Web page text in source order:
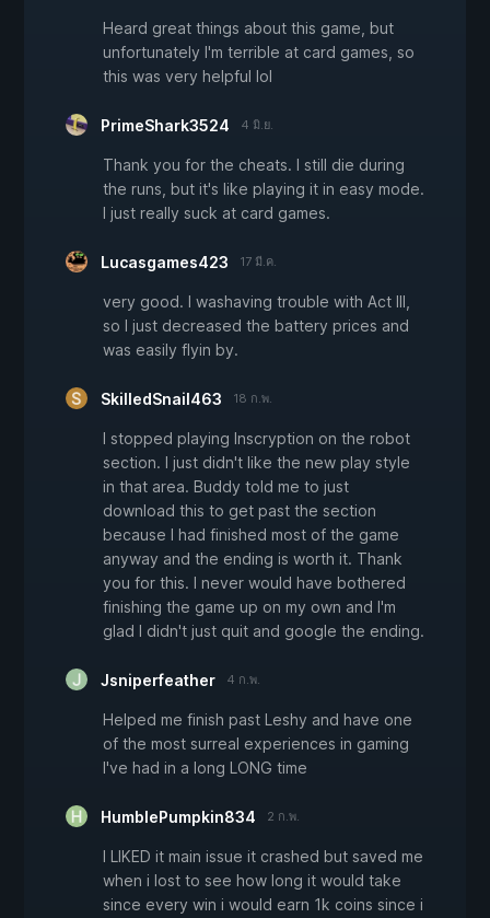
Heard great things about this game, but
unfortunately I'm terrible at card games, so
this was very helpful lol
PrimeShark3524 4 มิ.ย.
Thank you for the cheats. I still die during
the runs, but it's like playing it in easy mode.
I just really suck at card games.
Lucasgames423 17 มี.ค.
very good. I washaving trouble with Act III,
so I just decreased the battery prices and
was easily flyin by.
SkilledSnail463 18 ก.พ.
I stopped playing Inscryption on the robot
section. I just didn't like the new play style
in that area. Buddy told me to just
download this to get past the section
because I had finished most of the game
anyway and the ending is worth it. Thank
you for this. I never would have bothered
finishing the game up on my own and I'm
glad I didn't just quit and google the ending.
Jsniperfeather 4 ก.พ.
Helped me finish past Leshy and have one
of the most surreal experiences in gaming
I've had in a long LONG time
HumblePumpkin834 2 ก.พ.
I LIKED it main issue it crashed but saved me
when i lost to see how long it would take
since every win i would earn 1k coins since i